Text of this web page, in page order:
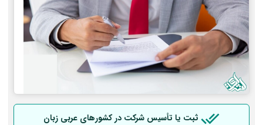
ثبت یا تأسیس شرکت در کشورهای عربی زبان